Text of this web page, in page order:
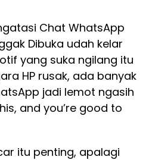
Chat WhatsApp
Dibuka udah kelar
yang suka ngilang itu
HP rusak, ada banyak
jadi lemot ngasih
and you’re good to
itu penting, apalagi